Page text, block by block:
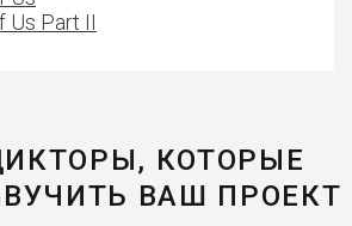
Us Part II
КОТОРЫЕ
ВАШ ПРОЕКТ